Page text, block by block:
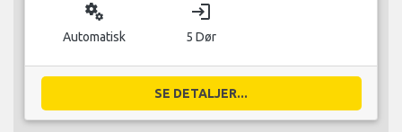
miscellaneous_services
Automatisk
login
5 Dør
SE DETALJER...